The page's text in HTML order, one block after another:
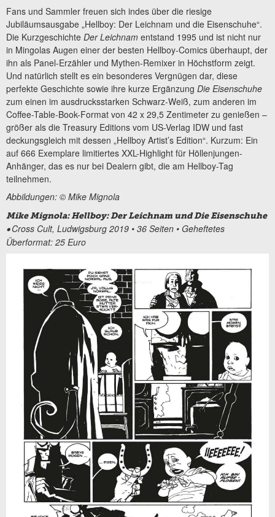
Fans und Sammler freuen sich indes über die riesige
Jubiläumsausgabe „Hellboy: Der Leichnam und die Eisenschuhe“.
Die Kurzgeschichte Der Leichnam entstand 1995 und ist nicht nur
in Mingolas Augen einer der besten Hellboy-Comics überhaupt, der
ihn als Panel-Erzähler und Mythen-Remixer in Höchstform zeigt.
Und natürlich stellt es ein besonderes Vergnügen dar, diese
perfekte Geschichte sowie ihre kurze Ergänzung Die Eisenschuhe
zum einen im ausdrucksstarken Schwarz-Weiß, zum anderen im
Coffee-Table-Book-Format von 42 x 29,5 Zentimeter zu genießen –
größer als die Treasury Editions vom US-Verlag IDW und fast
deckungsgleich mit dessen „Hellboy Artist’s Edition“. Kurzum: Ein
auf 666 Exemplare limitiertes XXL-Highlight für Höllenjungen-
Anhänger, das es nur bei Dealern gibt, die am Hellboy-Tag
teilnehmen.
Abbildungen: © Mike Mignola
Mike Mignola: Hellboy: Der Leichnam und Die Eisenschuhe
•Cross Cult, Ludwigsburg 2019 • 36 Seiten • Geheftetes
Überformat: 25 Euro